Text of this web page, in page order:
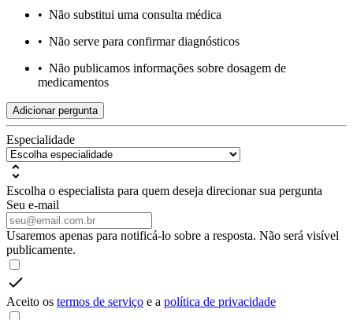
• Não substitui uma consulta médica
• Não serve para confirmar diagnósticos
• Não publicamos informações sobre dosagem de
medicamentos
Adicionar pergunta
Especialidade
Escolha o especialista para quem deseja direcionar sua pergunta
Seu e-mail
Usaremos apenas para notificá-lo sobre a resposta. Não será visível
publicamente.
Aceito os termos de serviço e a política de privacidade